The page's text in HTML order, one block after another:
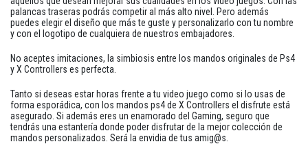
palancas traseras podrás competir al más alto nivel. Pero además
puedes elegir el diseño que más te guste y personalizarlo con tu nombre
y con el logotipo de cualquiera de nuestros embajadores.
No aceptes imitaciones, la simbiosis entre los mandos originales de Ps4
y X Controllers es perfecta.
Tanto si deseas estar horas frente a tu video juego como si lo usas de
forma esporádica, con los mandos ps4 de X Controllers el disfrute está
asegurado. Si además eres un enamorado del Gaming, seguro que
tendrás una estantería donde poder disfrutar de la mejor colección de
mandos personalizados. Será la envidia de tus amig@s.